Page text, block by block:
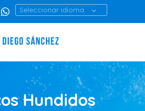
Seleccionar idioma
Hundidos